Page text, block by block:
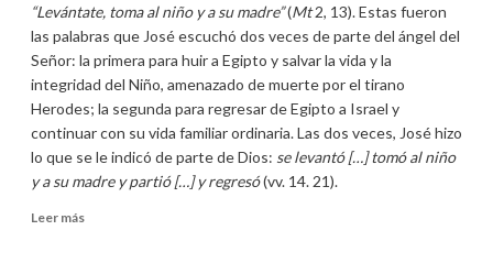
“Levántate, toma al niño y a su madre”(Mt2, 13). Estas fueron
las palabras que José escuchó dos veces de parte del ángel del
Señor: la primera para huir a Egipto y salvar la vida y la
integridad del Niño, amenazado de muerte por el tirano
Herodes; la segunda para regresar de Egipto a Israel y
continuar con su vida familiar ordinaria. Las dos veces, José hizo
lo que se le indicó de parte de Dios: se levantó […] tomó al niño
y a su madre y partió […] y regresó(vv. 14. 21).
Leer másLeer